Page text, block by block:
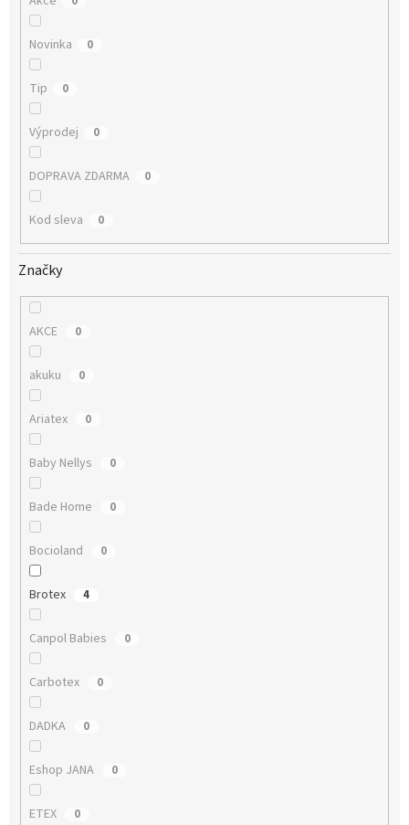
Novinka 0
Tip 0
Výprodej 0
DOPRAVA ZDARMA 0
Kod sleva 0
Značky
AKCE 0
akuku 0
Ariatex 0
Baby Nellys 0
Bade Home 0
Bocioland 0
Brotex 4
Canpol Babies 0
Carbotex 0
DADKA 0
Eshop JANA 0
ETEX 0